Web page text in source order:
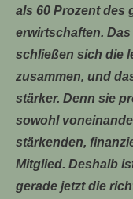
als 60 Prozent des
erwirtschaften.
schließen sich die
zusammen, und
stärker. Denn sie
sowohl
stärkenden,
Mitglied. Deshalb
gerade jetzt die